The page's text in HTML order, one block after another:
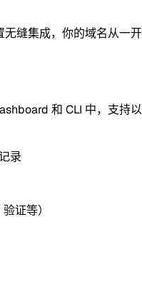
无缝集成，你的域名从一开
和 CLI 中，支持以
录
证等）